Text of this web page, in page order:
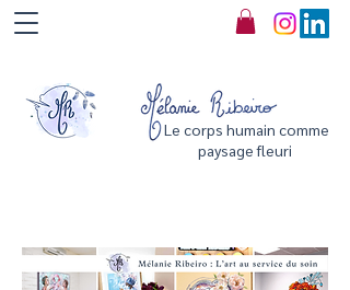
Le corps humain comme
paysage fleuri